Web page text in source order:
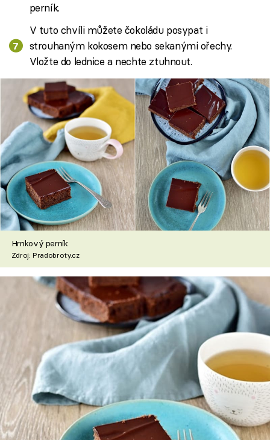
perník.
V tuto chvíli můžete čokoládu posypat i
strouhaným kokosem nebo sekanými ořechy.
Vložte do lednice a nechte ztuhnout.
Hrnkový perník
Zdroj: Pradobroty.cz